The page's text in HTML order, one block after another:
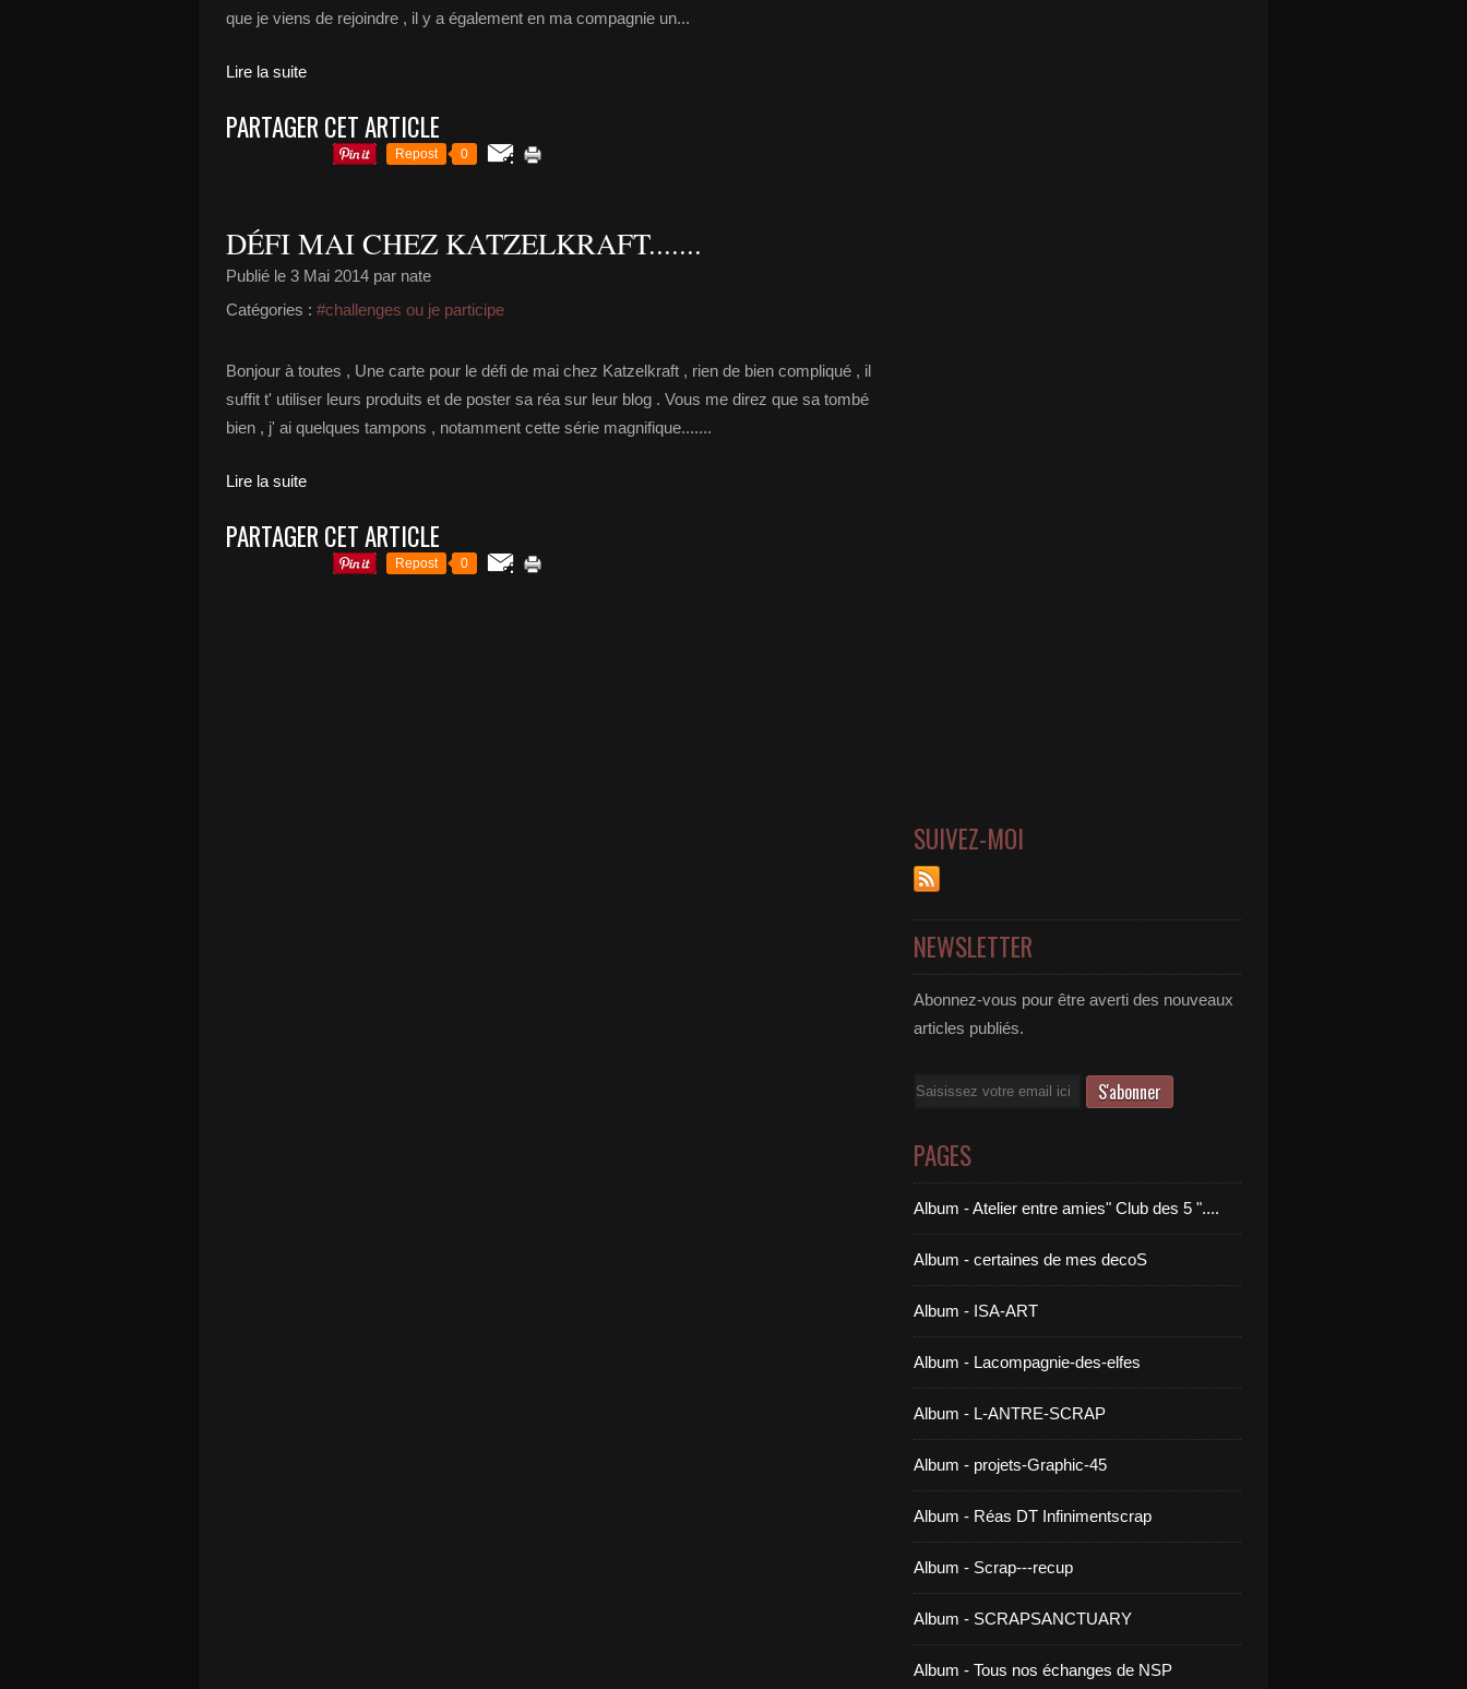
que je viens de rejoindre , il y a également en ma compagnie un...
Lire la suite
PARTAGER CET ARTICLE
Repost 0
DÉFI MAI CHEZ KATZELKRAFT.......
Publié le 3 Mai 2014 par nate
Catégories : #challenges ou je participe
Bonjour à toutes , Une carte pour le défi de mai chez Katzelkraft , rien de bien compliqué , il
suffit t' utiliser leurs produits et de poster sa réa sur leur blog . Vous me direz que sa tombé
bien , j' ai quelques tampons , notamment cette série magnifique.......
Lire la suite
PARTAGER CET ARTICLE
Repost 0
SUIVEZ-MOI
NEWSLETTER
Abonnez-vous pour être averti des nouveaux
articles publiés.
Email
PAGES
Album - Atelier entre amies" Club des 5 "....
Album - certaines de mes decoS
Album - ISA-ART
Album - Lacompagnie-des-elfes
Album - L-ANTRE-SCRAP
Album - projets-Graphic-45
Album - Réas DT Infinimentscrap
Album - Scrap---recup
Album - SCRAPSANCTUARY
Album - Tous nos échanges de NSP